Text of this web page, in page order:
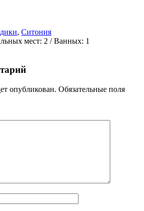
, Ситония
мест: 2 /Ванных: 1
опубликован. Обязательные поля